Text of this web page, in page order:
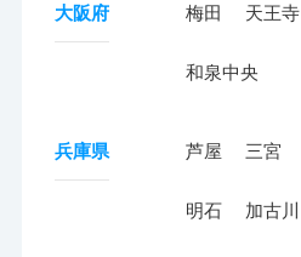
大阪府 梅田 天王寺
和泉中央
兵庫県 芦屋 三宮
明石 加古川